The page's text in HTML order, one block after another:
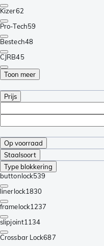
Kizer62
Pro-Tech59
Bestech48
CJRB45
Toon meer
Prijs
Op voorraad
Staalsoort
Type blokkering
buttonlock539
linerlock1830
framelock1237
slipjoint1134
Crossbar Lock687